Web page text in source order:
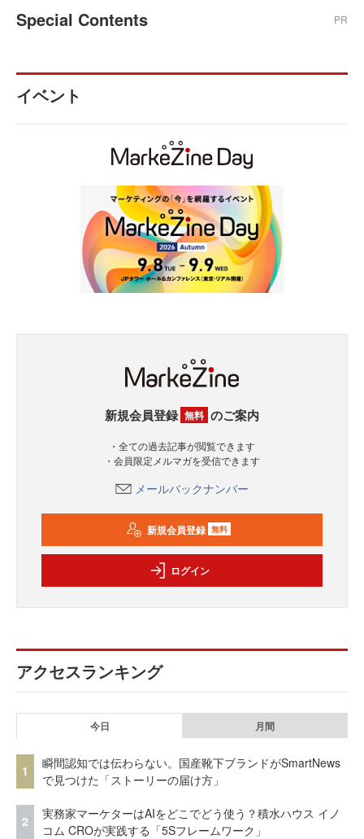
Special Contents PR
イベント
新規会員登録 無料 のご案内
・全ての過去記事が閲覧できます
・会員限定メルマガを受信できます
メールバックナンバー
新規会員登録 無料
ログイン
アクセスランキング
今日 月間
1
瞬間認知では伝わらない。国産靴下ブランドがSmartNews
で見つけた「ストーリーの届け方」
2
実務家マーケターはAIをどこでどう使う？積水ハウス イノ
コム CROが実践する「5Sフレームワーク」